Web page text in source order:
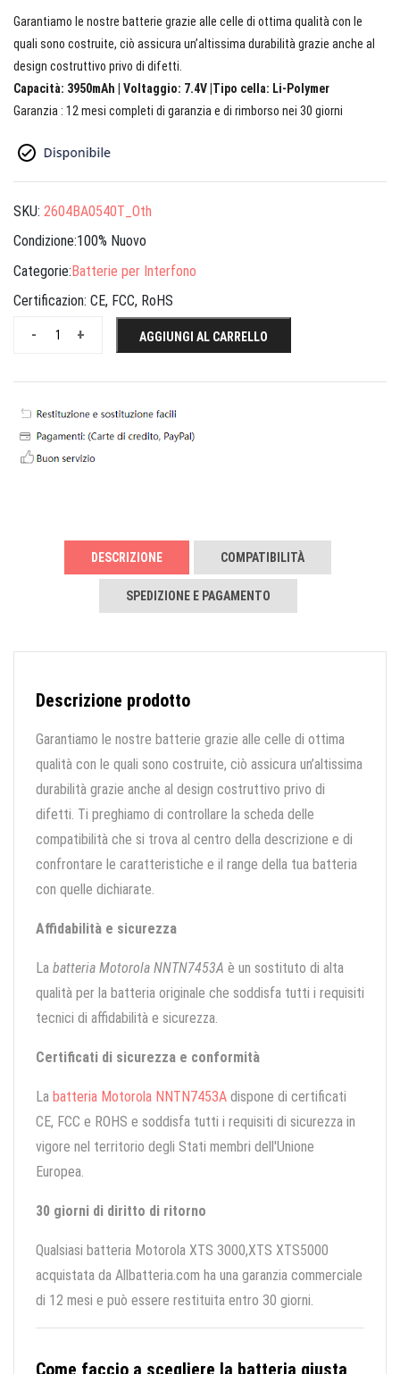
Garantiamo le nostre batterie grazie alle celle di ottima qualità con le
quali sono costruite, ciò assicura un’altissima durabilità grazie anche al
design costruttivo privo di difetti.
Capacità: 3950mAh | Voltaggio: 7.4V |Tipo cella: Li-Polymer
Garanzia : 12 mesi completi di garanzia e di rimborso nei 30 giorni
SKU: 2604BA0540T_Oth
Condizione:100% Nuovo
Categorie:Batterie per Interfono
Certificazion: CE, FCC, RoHS
+
- AGGIUNGI AL CARRELLO
DESCRIZIONE COMPATIBILITÀ
SPEDIZIONE E PAGAMENTO
Descrizione prodotto
Garantiamo le nostre batterie grazie alle celle di ottima
qualità con le quali sono costruite, ciò assicura un’altissima
durabilità grazie anche al design costruttivo privo di
difetti. Ti preghiamo di controllare la scheda delle
compatibilità che si trova al centro della descrizione e di
confrontare le caratteristiche e il range della tua batteria
con quelle dichiarate.
Affidabilità e sicurezza
La batteria Motorola NNTN7453A è un sostituto di alta
qualità per la batteria originale che soddisfa tutti i requisiti
tecnici di affidabilità e sicurezza.
Certificati di sicurezza e conformità
La batteria Motorola NNTN7453A dispone di certificati
CE, FCC e ROHS e soddisfa tutti i requisiti di sicurezza in
vigore nel territorio degli Stati membri dell'Unione
Europea.
30 giorni di diritto di ritorno
Qualsiasi batteria Motorola XTS 3000,XTS XTS5000
acquistata da Allbatteria.com ha una garanzia commerciale
di 12 mesi e può essere restituita entro 30 giorni.